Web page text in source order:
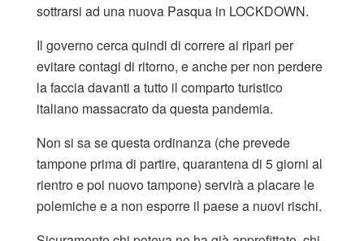
sottrarsi ad una nuova Pasqua in LOCKDOWN.
Il governo cerca quindi di correre ai ripari per
evitare contagi di ritorno, e anche per non perdere
la faccia davanti a tutto il comparto turistico
italiano massacrato da questa pandemia.
Non si sa se questa ordinanza (che prevede
tampone prima di partire, quarantena di 5 giorni al
rientro e poi nuovo tampone) servirà a placare le
polemiche e a non esporre il paese a nuovi rischi.